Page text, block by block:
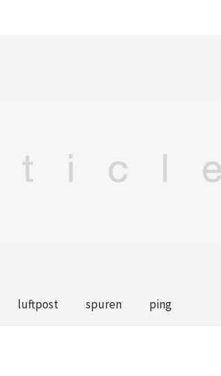
luftpost spuren ping